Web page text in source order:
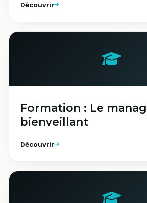
Découvrir
Formation : Le
bienveillant
Découvrir